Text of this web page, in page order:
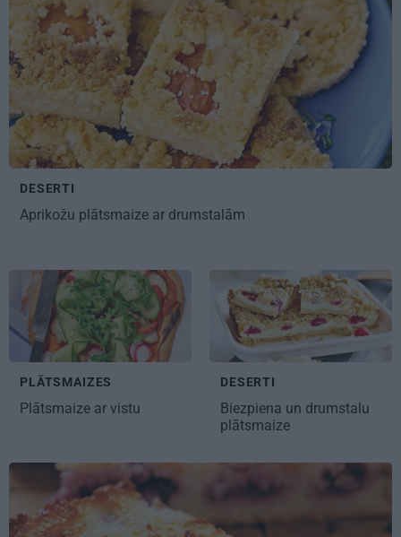
DESERTI
Aprikožu plātsmaize ar drumstalām
PLĀTSMAIZES
Plātsmaize ar vistu
DESERTI
Biezpiena un drumstalu
plātsmaize